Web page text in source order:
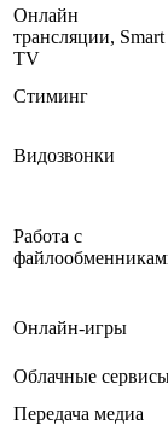
Онлайн
трансляции, Smart
TV
Стиминг
Видозвонки
Работа с
Онлайн-игры
Облачные
Передача медиа